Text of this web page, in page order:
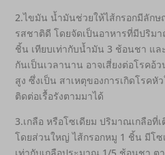
2.ไขมัน น้ำมันช่วยให้ไส้กรอกมีลัก
รสชาติดี โดยจัดเป็นอาหารที่มีปริม
ชิ้น เทียบเท่ากับน้ำมัน 3 ช้อนชา แ
กันเป็นเวลานาน อาจเสี่ยงต่อโรคอ้
สูง ซึ่งเป็น สาเหตุของการเกิดโรคหั
ติดต่อเรื้อรังตามมาได้
3.เกลือ หรือโซเดียม ปริมาณเกลือที่
โดยส่วนใหญ่ ไส้กรอกหมู 1 ชิ้น มีโซ